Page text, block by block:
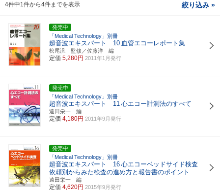
4件中1件から4件までを表示 絞り込み »
発売中
「Medical Technology」別冊
超音波エキスパート 10 血管エコーレポート集
松尾汎 監修／佐藤洋 編
定価 5,280円 2011年1月発行
発売中
「Medical Technology」別冊
超音波エキスパート 11 心エコー計測法のすべて
遠田栄一 編
定価 4,180円 2011年9月発行
発売中
「Medical Technology」別冊
超音波エキスパート 16 心エコーベッドサイド検査
依頼別からみた検査の進め方と報告書のポイント
遠田栄一 編
定価 4,620円 2015年9月発行